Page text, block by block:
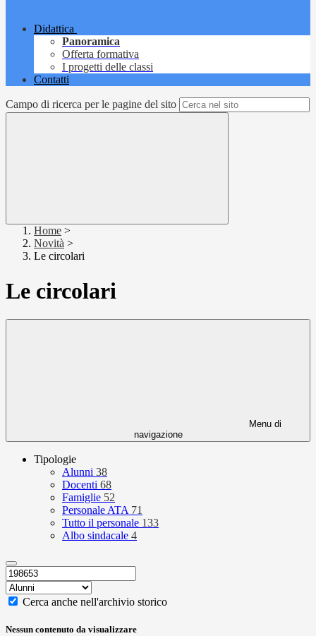
Didattica
Panoramica
Offerta formativa
I progetti delle classi
Contatti
Campo di ricerca per le pagine del sito
Home >
Novità >
Le circolari
Le circolari
Menu di
navigazione
Tipologie
Alunni 38
Docenti 68
Famiglie 52
Personale ATA 71
Tutto il personale 133
Albo sindacale 4
Cerca anche nell'archivio storico
Nessun contenuto da visualizzare